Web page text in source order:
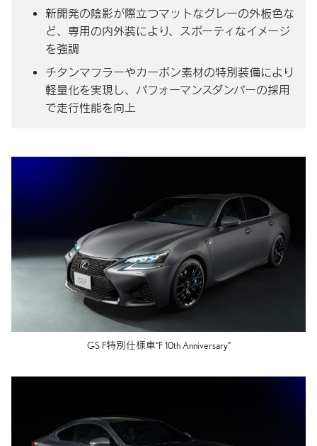
新開発の陰影が際立つマットなグレーの外板色な
ど、専用の内外装により、スポーティなイメージ
を強調
チタンマフラーやカーボン素材の特別装備により
軽量化を実現し、パフォーマンスダンパーの採用
で走行性能を向上
GS F特別仕様車“F 10th Anniversary”